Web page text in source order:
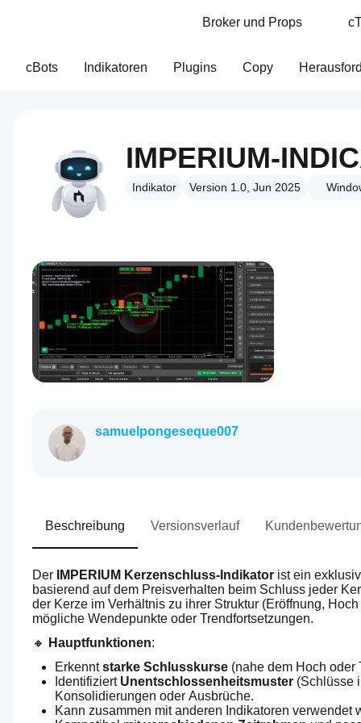
Broker und Props
cBots Indikatoren Plugins Copy
IMPERIUM-
Indikator Version 1.0, Jun 2025
samuelpongeseque007
Beschreibung Versionsverlauf
Der IMPERIUM Kerzenschluss-Indikator ist ein
basierend auf dem Preisverhalten beim Schluss jeder
der Kerze im Verhältnis zu ihrer Struktur (Eröffnung,
mögliche Wendepunkte oder Trendfortsetzungen.
🔸
Hauptfunktionen:
Erkennt starke Schlusskurse (nahe dem Hoch oder
Identifiziert Unentschlossenheitsmuster (Schlüsse
Konsolidierungen oder Ausbrüche.
Kann zusammen mit anderen Indikatoren verwendet